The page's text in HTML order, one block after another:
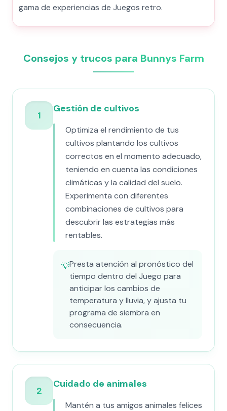
gama de experiencias de Juegos retro.
Consejos y trucos para Bunnys Farm
1
Gestión de cultivos
Optimiza el rendimiento de tus
cultivos plantando los cultivos
correctos en el momento adecuado,
teniendo en cuenta las condiciones
climáticas y la calidad del suelo.
Experimenta con diferentes
combinaciones de cultivos para
descubrir las estrategias más
rentables.
💡Presta atención al pronóstico del
tiempo dentro del Juego para
anticipar los cambios de
temperatura y lluvia, y ajusta tu
programa de siembra en
consecuencia.
2
Cuidado de animales
Mantén a tus amigos animales felices